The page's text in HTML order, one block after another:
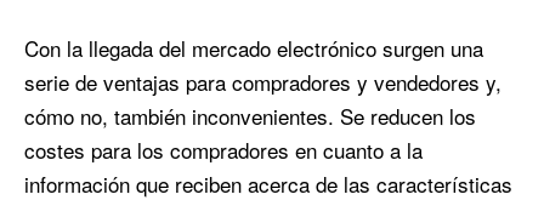
Con la llegada del mercado electrónico surgen una
serie de ventajas para compradores y vendedores y,
cómo no, también inconvenientes. Se reducen los
costes para los compradores en cuanto a la
información que reciben acerca de las características